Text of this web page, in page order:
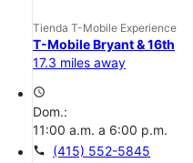
Tienda T-Mobile Experience
T-Mobile Bryant & 16th
17.3 miles away
access_time
Dom.:
11:00 a.m. a 6:00 p.m.
call (415) 552-5845